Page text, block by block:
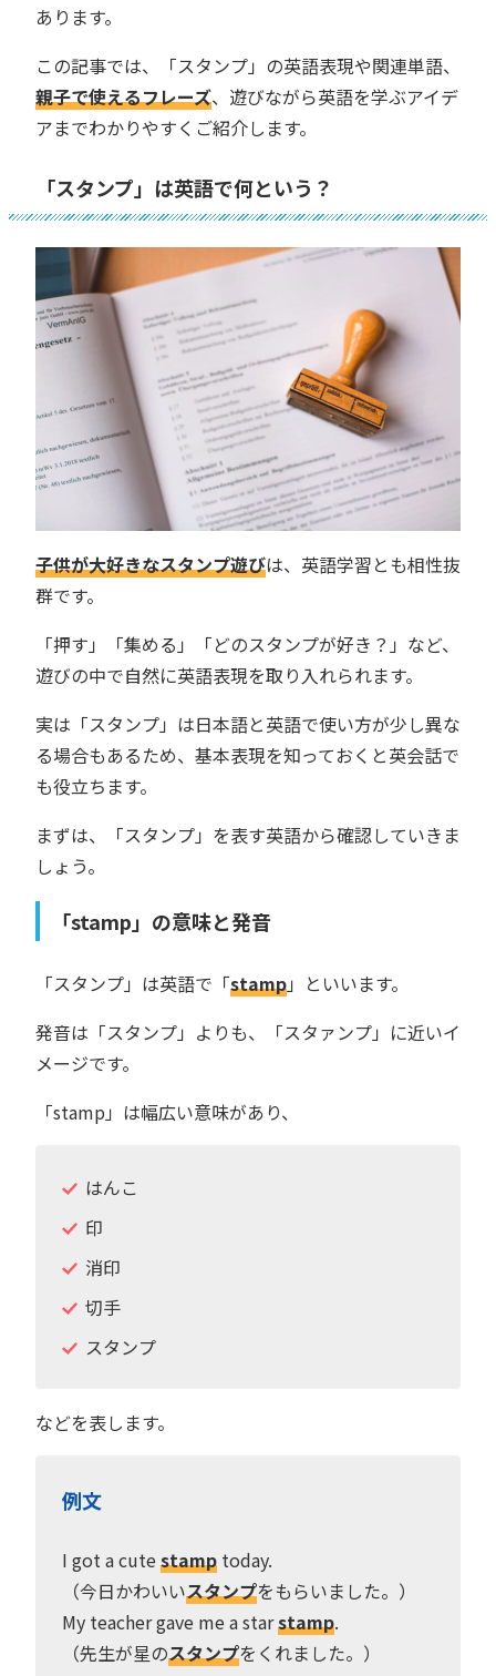
あります。
この記事では、「スタンプ」の英語表現や関連単語、
親子で使えるフレーズ、遊びながら英語を学ぶアイデ
アまでわかりやすくご紹介します。
「スタンプ」は英語で何という？
子供が大好きなスタンプ遊びは、英語学習とも相性抜
群です。
「押す」「集める」「どのスタンプが好き？」など、
遊びの中で自然に英語表現を取り入れられます。
実は「スタンプ」は日本語と英語で使い方が少し異な
る場合もあるため、基本表現を知っておくと英会話で
も役立ちます。
まずは、「スタンプ」を表す英語から確認していきま
しょう。
「stamp」の意味と発音
「スタンプ」は英語で「stamp」といいます。
発音は「スタンプ」よりも、「スタァンプ」に近いイ
メージです。
「stamp」は幅広い意味があり、
はんこ
印
消印
切手
スタンプ
などを表します。
例文
I got a cutestamp today.
（今日かわいいスタンプをもらいました。）
My teacher gave me a starstamp.
（先生が星のスタンプをくれました。）